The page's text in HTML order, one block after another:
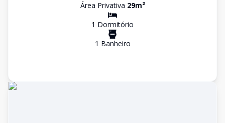
Área Privativa 29m²
1 Dormitório
1 Banheiro